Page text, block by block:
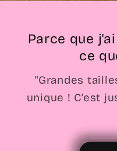
Parce que
ce
"Grandes
unique ! C'est